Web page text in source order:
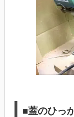
■蓋のひっ